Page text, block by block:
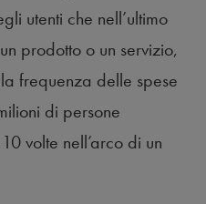
utenti che nell’ultimo
prodotto o un servizio,
frequenza delle spese
di persone
volte nell’arco di un